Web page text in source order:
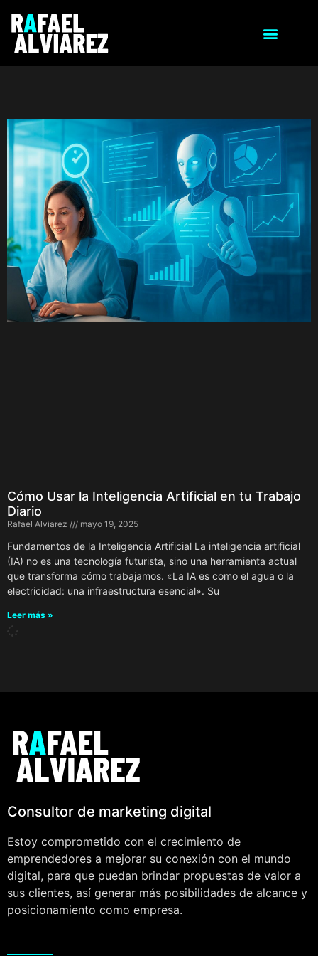
Cómo Usar la Inteligencia Artificial en tu Trabajo
Diario
Rafael Alviarez mayo 19, 2025
Fundamentos de la Inteligencia Artificial La inteligencia artificial
(IA) no es una tecnología futurista, sino una herramienta actual
que transforma cómo trabajamos. «La IA es como el agua o la
electricidad: una infraestructura esencial». Su
Leer más »
Consultor de marketing digital
Estoy comprometido con el crecimiento de
emprendedores a mejorar su conexión con el mundo
digital, para que puedan brindar propuestas de valor a
sus clientes, así generar más posibilidades de alcance y
posicionamiento como empresa.